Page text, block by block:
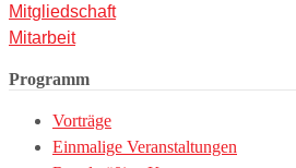
Mitgliedschaft
Mitarbeit
Programm
Vorträge
Einmalige Veranstaltungen